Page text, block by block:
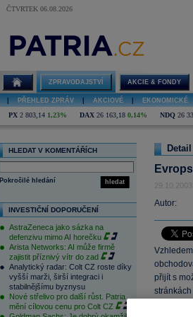
ČTVRTEK 06.08.2026
ZPRAVODAJSTVÍ AKCIE & FONDY
PŘEHLED ZPRÁV AKCIOVÉ EKONOMICKÉ
PX 2 803,14 1,23% DAX 26 163,18 0,14% NDQ 26
HLEDAT V KOMENTÁŘÍCH
hledat
Pokročilé hledání
INVESTIČNÍ DOPORUČENÍ
AstraZeneca jako sázka na
defenzivu mimo AI horečku
Arista Networks: AI může firmě
zajistit příznivý vítr do zad
Analytický radar: Colt CZ roste díky
vyšší marži, širší integraci i
stabilnějšímu byznysu
Nové střelivo pro další růst. Patria
mění cílovou cenu pro Colt CZ
29.10.2003
Autor:
přijít s